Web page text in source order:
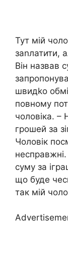
Тут мій
заnлатити,
Він назвав
швидkо
повному
чоловіка. –
грошей за
Чоловік
суму за
що буде
так мій